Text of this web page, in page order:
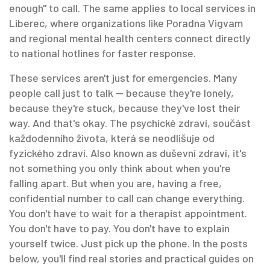
enough" to call. The same applies to local services in
Liberec, where organizations like Poradna Vigvam
and regional mental health centers connect directly
to national hotlines for faster response.
These services aren't just for emergencies. Many
people call just to talk — because they're lonely,
because they're stuck, because they've lost their
way. And that's okay. The psychické zdraví, součást
každodenního života, která se neodlišuje od
fyzického zdraví. Also known as duševní zdraví, it's
not something you only think about when you're
falling apart. But when you are, having a free,
confidential number to call can change everything.
You don't have to wait for a therapist appointment.
You don't have to pay. You don't have to explain
yourself twice. Just pick up the phone. In the posts
below, you'll find real stories and practical guides on